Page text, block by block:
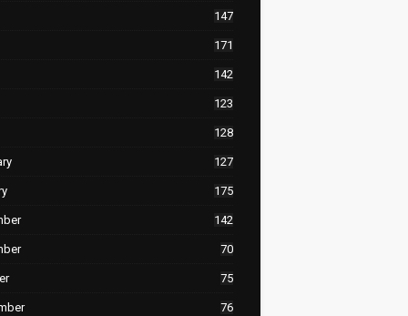
147
171
142
123
128
127
175
142
70
75
76